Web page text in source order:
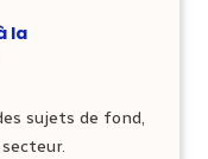
la
sujets de fond,